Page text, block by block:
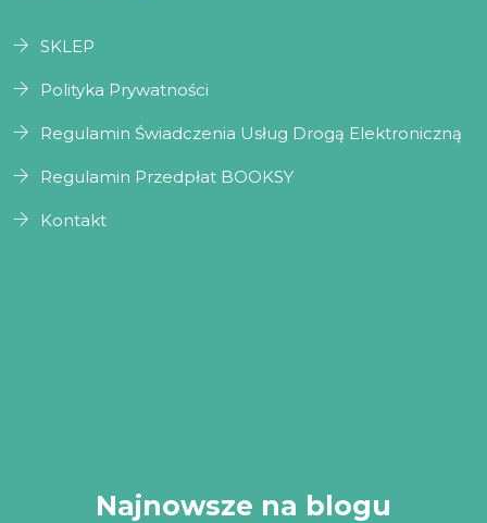
SKLEP
Polityka Prywatności
Regulamin Świadczenia Usług Drogą Elektroniczną
Regulamin Przedpłat BOOKSY
Kontakt
Najnowsze na blogu